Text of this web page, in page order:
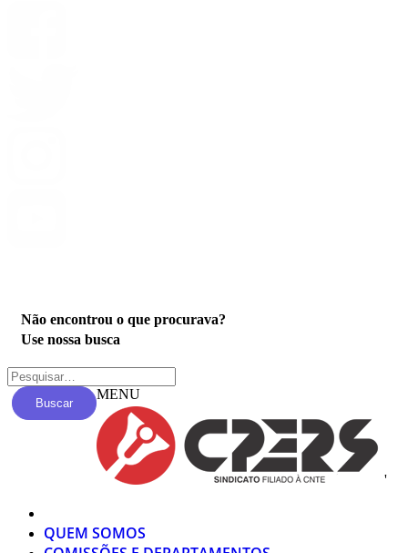
Não encontrou o que procurava?
Use nossa busca
Buscar
MENU
'
QUEM SOMOS